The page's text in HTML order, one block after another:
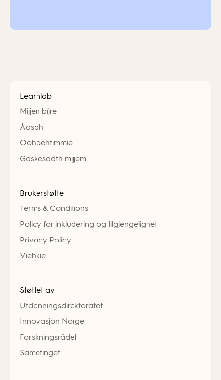
Learnlab
Mijjen bïjre
Åasah
Ööhpehtimmie
Gaskesadth mijjem
Brukerstøtte
Terms & Conditions
Policy for inkludering og tilgjengelighet
Privacy Policy
Viehkie
Støttet av
Utdanningsdirektoratet
Innovasjon Norge
Forskningsrådet
Sametinget